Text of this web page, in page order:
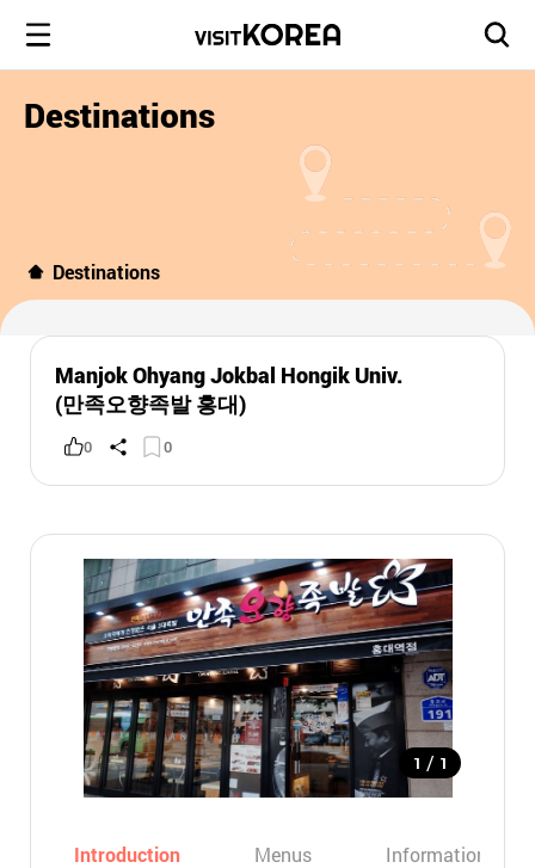
Destinations
Destinations
Manjok Ohyang Jokbal Hongik Univ.
(만족오향족발 홍대)
0 0
1 / 1
Introduction Menus Informations